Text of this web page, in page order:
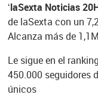
‘laSexta Noticias
de laSexta con un
Alcanza más de
Le sigue en el ranking
450.000 seguidores
únicos